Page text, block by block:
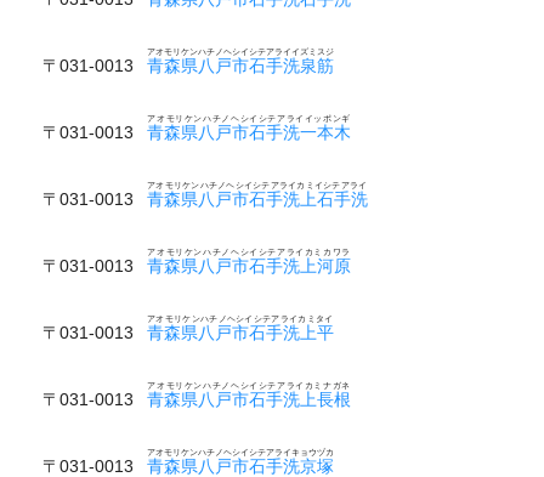
〒031-0013 青森県八戸市石手洗泉筋
アオモリケンハチノヘシイシテアライイズミスジ
〒031-0013 青森県八戸市石手洗一本木
アオモリケンハチノヘシイシテアライイッポンギ
〒031-0013 青森県八戸市石手洗上石手洗
アオモリケンハチノヘシイシテアライカミイシテアライ
〒031-0013 青森県八戸市石手洗上河原
アオモリケンハチノヘシイシテアライカミカワラ
〒031-0013 青森県八戸市石手洗上平
アオモリケンハチノヘシイシテアライカミタイ
〒031-0013 青森県八戸市石手洗上長根
アオモリケンハチノヘシイシテアライカミナガネ
〒031-0013 青森県八戸市石手洗京塚
アオモリケンハチノヘシイシテアライキョウヅカ